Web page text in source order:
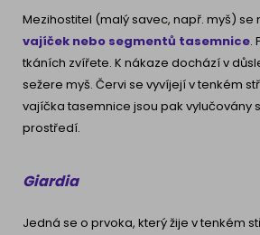
Mezihostitel (malý savec, např. myš) se
vajíček nebo segmentů tasemnice.
tkáních zvířete. K nákaze dochází v
sežere myš. Červi se vyvíjejí v tenkém
vajíčka tasemnice jsou pak vylučovány
prostředí.
Giardia
Jedná se o prvoka, který žije v tenkém